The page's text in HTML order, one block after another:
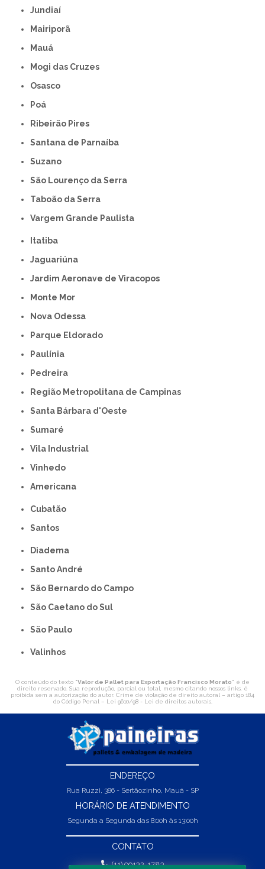
Jundiaí
Mairiporã
Mauá
Mogi das Cruzes
Osasco
Poá
Ribeirão Pires
Santana de Parnaíba
Suzano
São Lourenço da Serra
Taboão da Serra
Vargem Grande Paulista
Itatiba
Jaguariúna
Jardim Aeronave de Viracopos
Monte Mor
Nova Odessa
Parque Eldorado
Paulínia
Pedreira
Região Metropolitana de Campinas
Santa Bárbara d'Oeste
Sumaré
Vila Industrial
Vinhedo
americana
Cubatão
Santos
Diadema
Santo André
São Bernardo do Campo
São Caetano do Sul
São Paulo
Valinhos
O conteúdo do texto "Valor de Pallet para Exportação Francisco Morato" é de
direito reservado. Sua reprodução, parcial ou total, mesmo citando nossos links, é
proibida sem a autorização do autor. Crime de violação de direito autoral – artigo 184
do Código Penal – Lei 9610/98 - Lei de direitos autorais.
ENDEREÇO
Rua Ruzzi, 386 - Sertãozinho, Mauá - SP
HORÁRIO DE ATENDIMENTO
Segunda a Segunda das 8:00h às 13:00h
CONTATO
(11) 99132-1783